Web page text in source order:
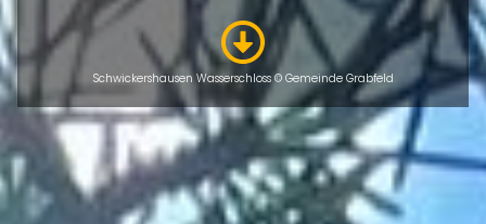
Schwickershausen Wasserschloss © Gemeinde Grabfeld
ÜBERSICHT